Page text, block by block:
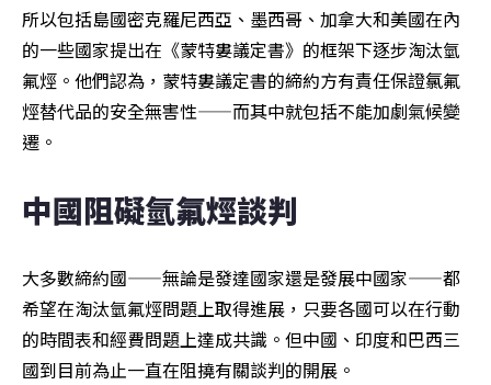
所以包括島國密克羅尼西亞、墨西哥、加拿大和美國在內
的一些國家提出在《蒙特婁議定書》的框架下逐步淘汰氫
氟烴。他們認為，蒙特婁議定書的締約方有責任保證氯氟
烴替代品的安全無害性——而其中就包括不能加劇氣候變
遷。
中國阻礙氫氟烴談判
大多數締約國——無論是發達國家還是發展中國家——都
希望在淘汰氫氟烴問題上取得進展，只要各國可以在行動
的時間表和經費問題上達成共識。但中國、印度和巴西三
國到目前為止一直在阻撓有關談判的開展。